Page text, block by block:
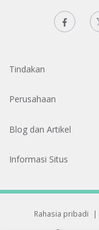
Tindakan
Perusahaan
Blog dan Artikel
Informasi Situs
Rahasia pribadi |